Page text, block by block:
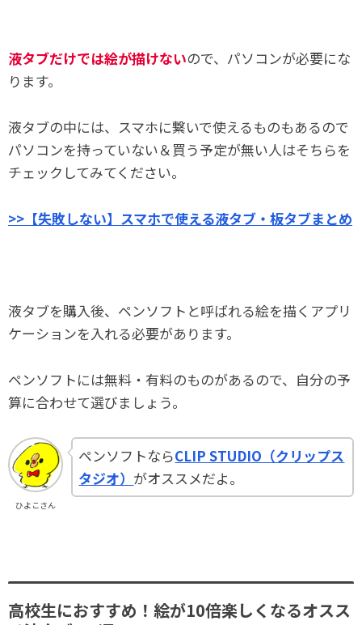
液タブだけでは絵が描けないので、パソコンが必要にな
ります。
液タブの中には、スマホに繋いで使えるものもあるので
パソコンを持っていない＆買う予定が無い人はそちらを
チェックしてみてください。
>>【失敗しない】スマホで使える液タブ・板タブまとめ
液タブを購入後、ペンソフトと呼ばれる絵を描くアプリ
ケーションを入れる必要があります。
ペンソフトには無料・有料のものがあるので、自分の予
算に合わせて選びましょう。
ひよこさん
ペンソフトならCLIP STUDIO（クリップス
タジオ） がオススメだよ。
高校生におすすめ！絵が10倍楽しくなるオスス